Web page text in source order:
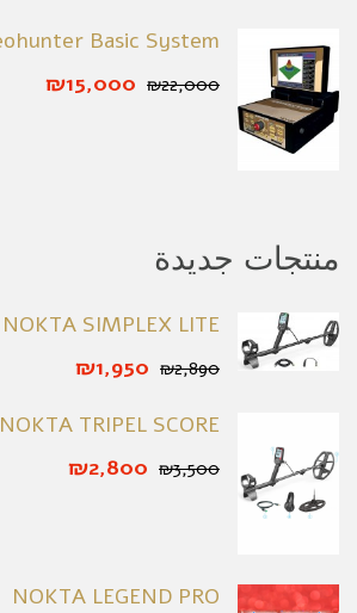
Basic System
₪22,000
₪15,000
منتجات جديدة
NOKTA SIMPLEX LITE
₪2,890
₪1,950
NOKTA TRIPEL SCORE
₪3,500
₪2,800
NOKTA LEGEND PRO